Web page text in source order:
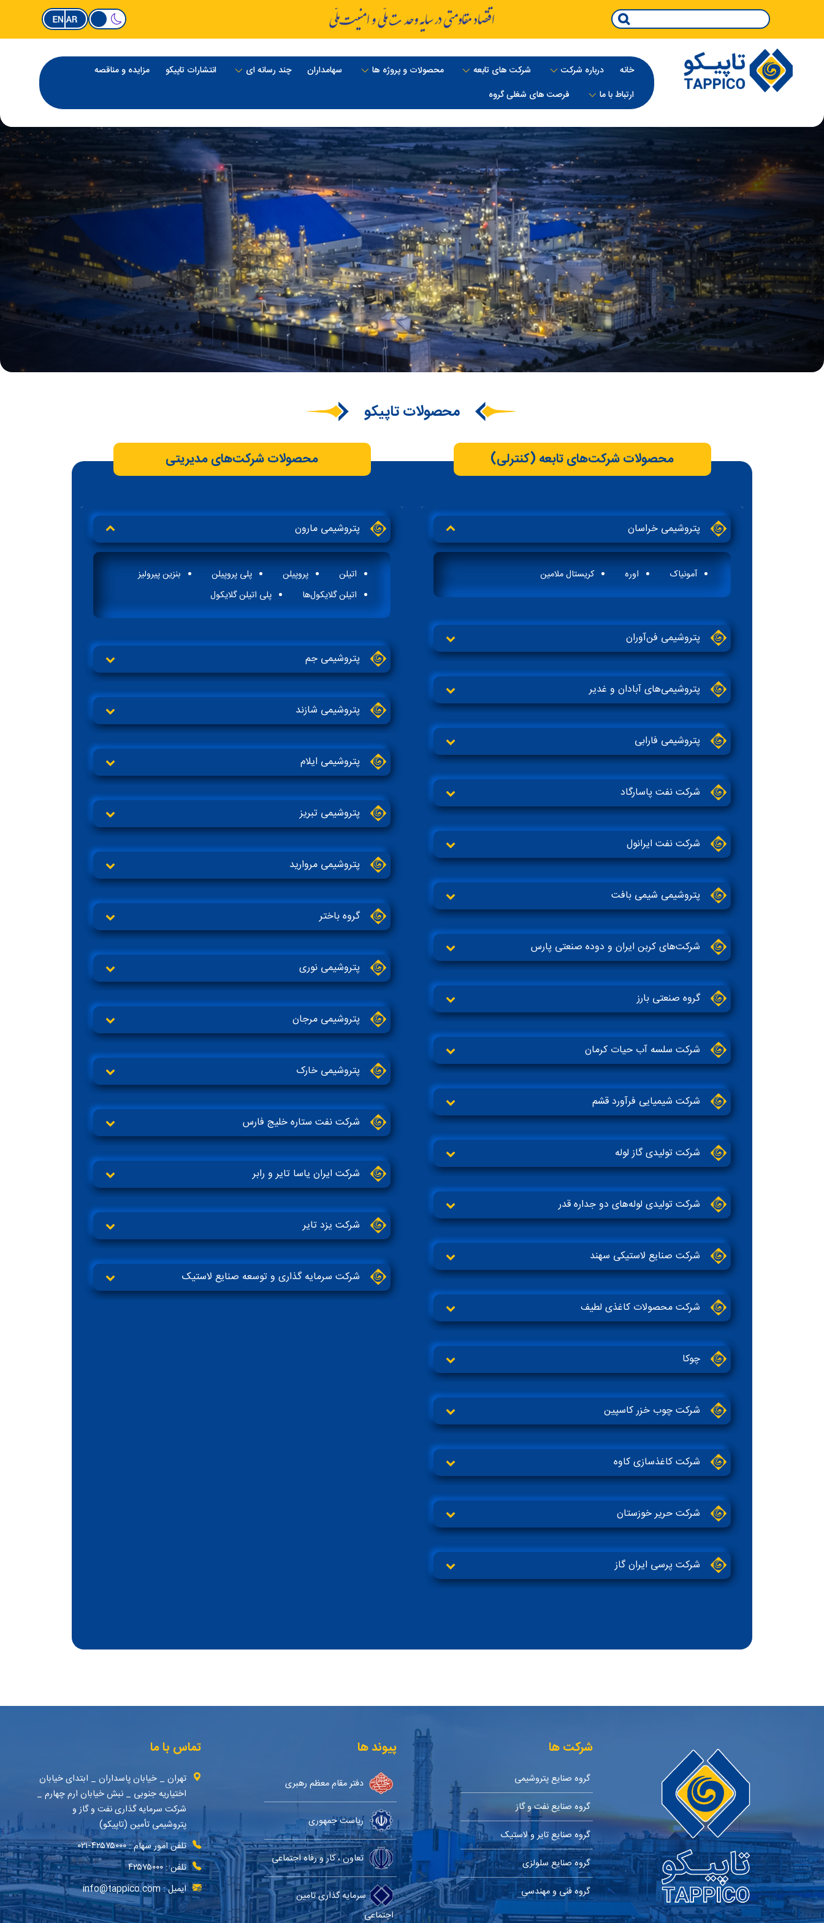
خانه درباره‌ شرکت شرکت های تابعه محصولات و پروژه ها سهامداران چند رسانه ای انتشارات تاپیکو
مزایده و مناقصه
ارتباط با ما
فرصت های شغلی گروه
محصولات تاپیکو
محصولات شرکت‌های تابعه (کنترلی)
پتروشیمی خراسان
آمونیاک اوره کریستال ملامین
پتروشیمی فن‌آوران
پتروشیمی‌های آبادان و غدیر
پتروشیمی فارابی
شرکت نفت پاسارگاد
شرکت نفت ایرانول
پتروشیمی شیمی بافت
شرکت‌های کربن ایران و دوده صنعتی پارس
گروه صنعتی بارز
شرکت سلسه آب حیات کرمان
شرکت شیمیایی فرآورد قشم
شرکت تولیدی گاز لوله
شرکت تولیدی لوله‌های دو جداره قدر
شرکت صنایع لاستیکی سهند
شرکت محصولات کاغذی لطیف
چوکا
شرکت چوب خزر کاسپین
شرکت کاغذسازی کاوه
شرکت حریر خوزستان
شرکت پرسی ایران گاز
محصولات شرکت‌های مدیریتی
پتروشیمی مارون
اتيلن پروپیلن پلی پروپیلن
بنزین پیرولیز
اتیلن گلایکول‏‌ها
پلی اتیلن گلایکول
پتروشیمی جم
پتروشیمی شازند
پتروشیمی ایلام
پتروشیمی تبریز
پتروشیمی مروارید
گروه باختر
پتروشیمی نوری
پتروشیمی مرجان
پتروشیمی خارک
شرکت نفت ستاره خلیج فارس
شرکت ایران یاسا تایر و رابر
شرکت یزد تایر
شرکت سرمایه‌ گذاری و توسعه صنایع لاستیک
شرکت ها
گروه صنایع پتروشیمی
گروه صنایع نفت و گاز
گروه صنایع تایر و لاستیک
گروه صنایع سلولزی
گروه فنی و مهندسی
پیوند ها
دفتر مقام معظم رهبری
ریاست جمهوری
تعاون ، کار و رفاه اجتماعی
سرمایه گذاری تامین
اجتماعی
تماس با ما
تهران _ خیابان پاسداران _ ابتدای خیابان
اختیاریه جنوبی _ نبش خیابان ارم چهارم _
شرکت سرمایه گذاری نفت و گاز و
پتروشیمی تأمین (تاپیکو)
تلفن امور سهام : ۴۲۵۷۵۰۰۰-۰۲۱
تلفن : ۴۲۵۷۵۰۰۰
ایمیل : info@tappico.com